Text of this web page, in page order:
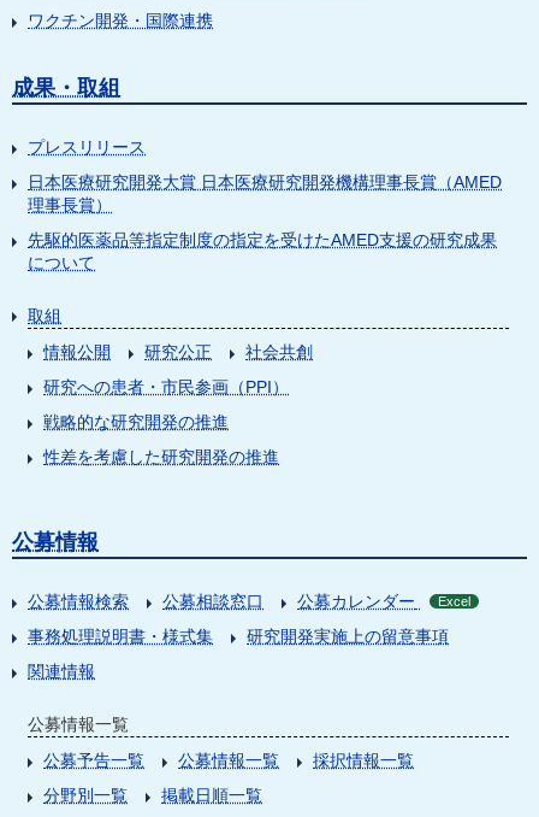
ワクチン開発・国際連携
成果・取組
プレスリリース
日本医療研究開発大賞 日本医療研究開発機構理事長賞（AMED
理事長賞）
先駆的医薬品等指定制度の指定を受けたAMED支援の研究成果
について
取組
情報公開
研究公正
社会共創
研究への患者・市民参画（PPI）
戦略的な研究開発の推進
性差を考慮した研究開発の推進
公募情報
公募情報検索 公募相談窓口 公募カレンダー Excel
事務処理説明書・様式集
研究開発実施上の留意事項
関連情報
公募情報一覧
公募予告一覧
公募情報一覧
採択情報一覧
分野別一覧
掲載日順一覧